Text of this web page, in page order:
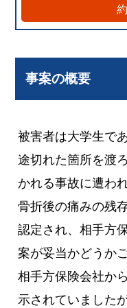
事案の概要
被害者は大学生で
途切れた箇所を渡
かれる事故に遭わ
骨折後の痛みの残
認定され、相手方
案が妥当かどうか
相手方保険会社か
示されていました